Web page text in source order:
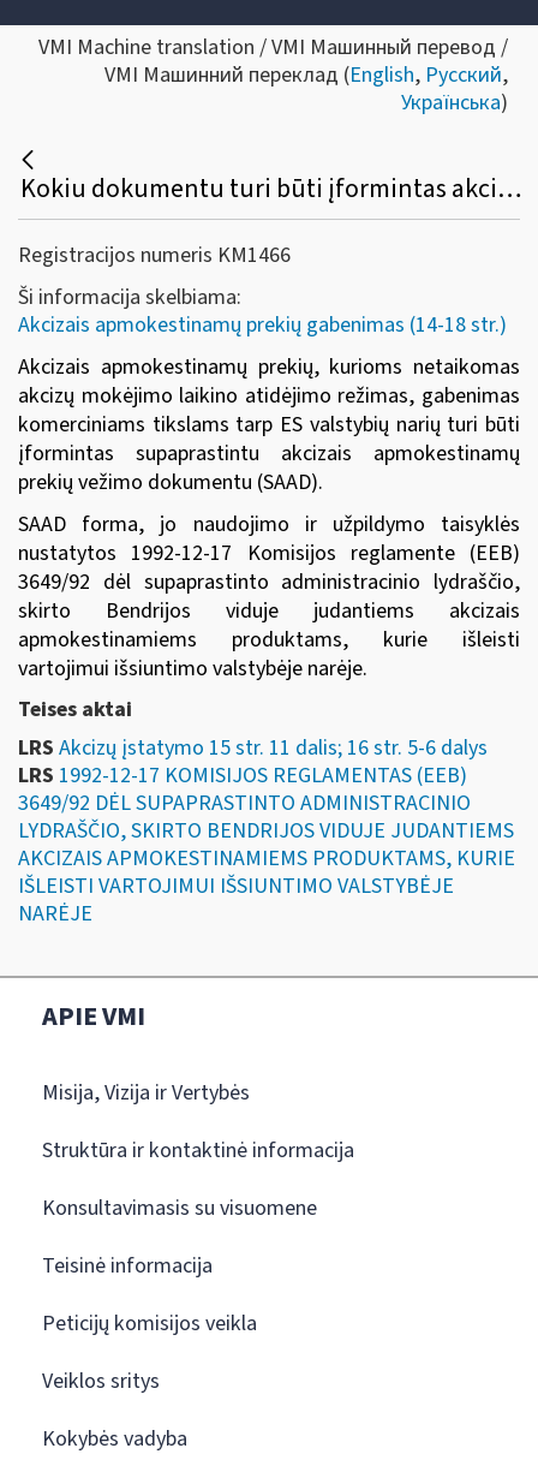
VMI Machine translation / VMI Машинный перевод /
VMI Машинний переклад (English, Русский,
Українська)
Kokiu dokumentu turi būti įformintas akcizais apmokestinamų prekių, kurioms netaikomas akcizų mokėjimo laikino atidėjimo režimas, gabenimas komerciniams tikslams tarp ES valstybių narių?
Registracijos numeris KM1466
Ši informacija skelbiama:
Akcizais apmokestinamų prekių gabenimas (14-18 str.)
Akcizais apmokestinamų prekių, kurioms netaikomas
akcizų mokėjimo laikino atidėjimo režimas, gabenimas
komerciniams tikslams tarp ES valstybių narių turi būti
įformintas supaprastintu akcizais apmokestinamų
prekių vežimo dokumentu (SAAD).
SAAD forma, jo naudojimo ir užpildymo taisyklės
nustatytos 1992-12-17 Komisijos reglamente (EEB)
3649/92 dėl supaprastinto administracinio lydraščio,
skirto Bendrijos viduje judantiems akcizais
apmokestinamiems produktams, kurie išleisti
vartojimui išsiuntimo valstybėje narėje.
Teises aktai
LRS Akcizų įstatymo 15 str. 11 dalis; 16 str. 5-6 dalys
LRS 1992-12-17 KOMISIJOS REGLAMENTAS (EEB)
3649/92 DĖL SUPAPRASTINTO ADMINISTRACINIO
LYDRAŠČIO, SKIRTO BENDRIJOS VIDUJE JUDANTIEMS
AKCIZAIS APMOKESTINAMIEMS PRODUKTAMS, KURIE
IŠLEISTI VARTOJIMUI IŠSIUNTIMO VALSTYBĖJE
NARĖJE
APIE VMI
Misija, Vizija ir Vertybės
Struktūra ir kontaktinė informacija
Konsultavimasis su visuomene
Teisinė informacija
Peticijų komisijos veikla
Veiklos sritys
Kokybės vadyba